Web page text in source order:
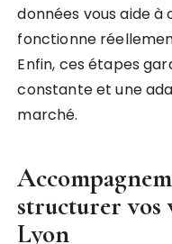
données vous aide
fonctionne
Enfin, ces étapes
constante et une
marché.
structurer vos
Lyon